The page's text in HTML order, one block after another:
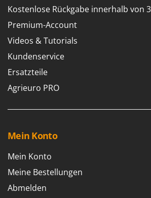
Staubsauger - Elektrobesen
T
Teppichreiniger und
Thermische und mechanische
Tomatenpressen
Tragbare Powerstationen
Traktor-Heckenscheren mit
U
Umfüllpumpen
Umkehrfräsen
V
Intec
Intex
Iseki
Italyco
ITM
J
Karcher
Kasco
Kemper
Kenwood
Kostenlose Rückgabe innerhalb von
Premium-Account
Videos & Tutorials
Kundenservice
Ersatzteile
Agrieuro PRO
Mein Konto
Mein Konto
Meine Bestellungen
Abmelden